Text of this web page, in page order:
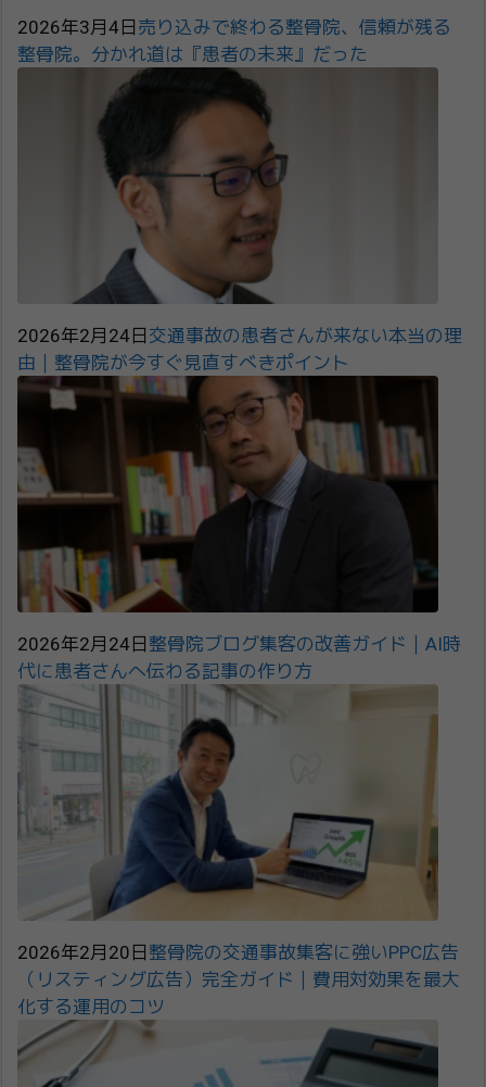
2026年3月4日 売り込みで終わる整骨院、信頼が残る
整骨院。分かれ道は『患者の未来』だった
2026年2月24日 交通事故の患者さんが来ない本当の理
由｜整骨院が今すぐ見直すべきポイント
2026年2月24日 整骨院ブログ集客の改善ガイド｜AI時
代に患者さんへ伝わる記事の作り方
2026年2月20日 整骨院の交通事故集客に強いPPC広告
（リスティング広告）完全ガイド｜費用対効果を最大
化する運用のコツ